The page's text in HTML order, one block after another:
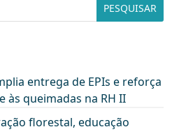
entrega de EPIs e reforça
queimadas na RH II
florestal, educação